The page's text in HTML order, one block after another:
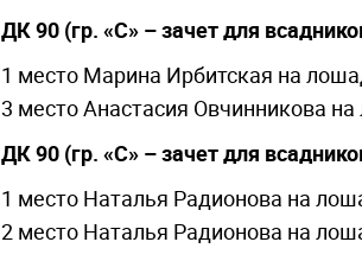
ДК 90 (гр. «С» – зачет для
1 место Марина Ирбитская на
3 место Анастасия Овчинникова
ДК 90 (гр. «С» – зачет для
1 место Наталья Радионова на
2 место Наталья Радионова на